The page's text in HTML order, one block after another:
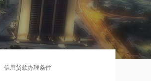
信用贷款办理条件